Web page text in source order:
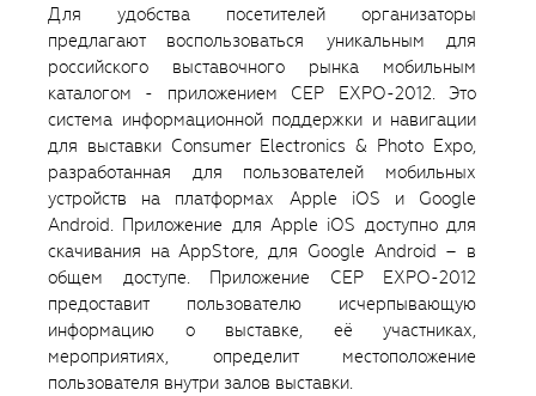
Для удобства посетителей организаторы
предлагают воспользоваться уникальным для
российского выставочного рынка мобильным
каталогом - приложением CEP EXPO-2012. Это
система информационной поддержки и навигации
для выставки Consumer Electronics & Photo Expo,
разработанная для пользователей мобильных
устройств на платформах Apple iOS и Google
Android. Приложение для Apple iOS доступно для
скачивания на AppStore, для Google Android – в
общем доступе. Приложение CEP EXPO-2012
предоставит пользователю исчерпывающую
информацию о выставке, её участниках,
мероприятиях, определит местоположение
пользователя внутри залов выставки.